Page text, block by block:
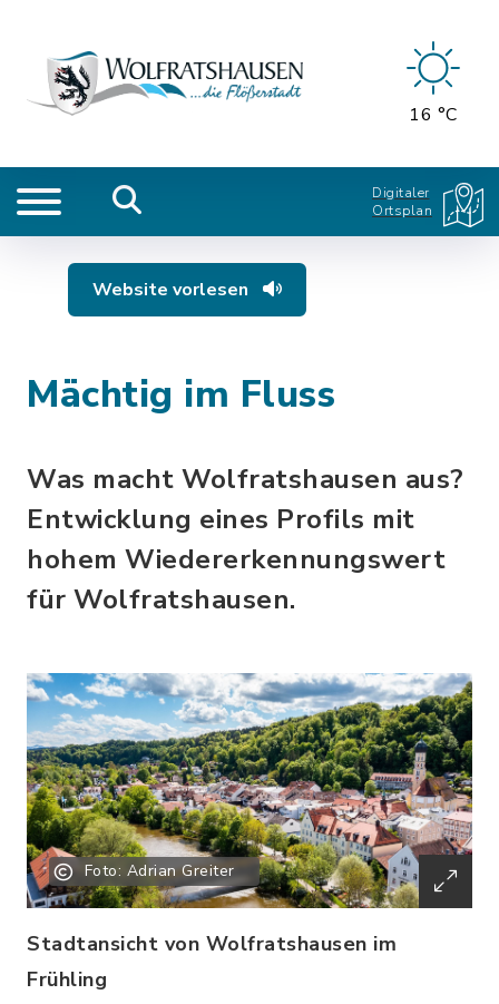
16 °C
Digitaler
Ortsplan
Website vorlesen
Mächtig im Fluss
Was macht Wolfratshausen aus?
Entwicklung eines Profils mit
hohem Wiedererkennungswert
für Wolfratshausen.
Foto: Adrian Greiter
Stadtansicht von Wolfratshausen im
Frühling